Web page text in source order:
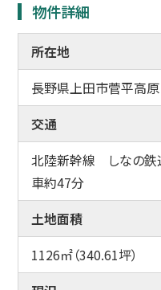
物件詳細
所在地
長野県上田市菅平高原
交通
北陸新幹線 しな
車約47分
土地面積
1126㎡（340.61坪）